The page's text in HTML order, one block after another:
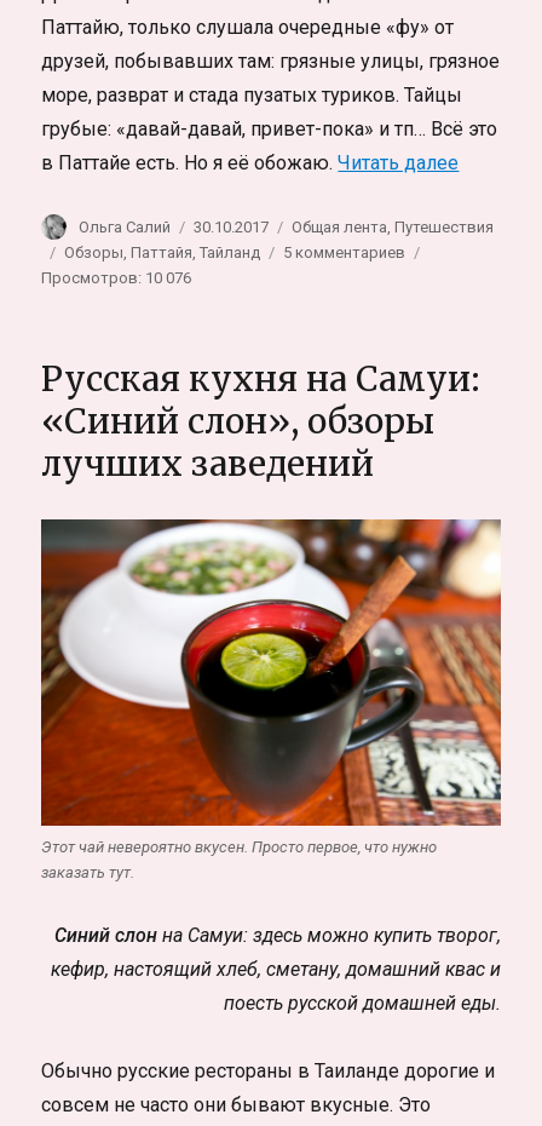
Паттайю, только слушала очередные «фу» от
друзей, побывавших там: грязные улицы, грязное
море, разврат и стада пузатых туриков. Тайцы
грубые: «давай-давай, привет-пока» и тп… Всё это
в Паттайе есть. Но я её обожаю.Читать далее«Другая
Автор
Ольга Салий Опубликовано
30.10.2017 Рубрики
Общая лента,Путешествия
Метки
Обзоры,Паттайя,Тайланд 5 комментариев
чудесный
дом
на
Просмотров: 10 076
Русская кухня на Самуи:
«Синий слон», обзоры
лучших заведений
Этот чай невероятно вкусен. Просто первое, что нужно
заказать тут.
Синий слонна Самуи: здесь можно купить творог,
кефир, настоящий хлеб, сметану, домашний квас и
поесть русской домашней еды.
Обычно русские рестораны в Таиланде дорогие и
совсем не часто они бывают вкусные. Это